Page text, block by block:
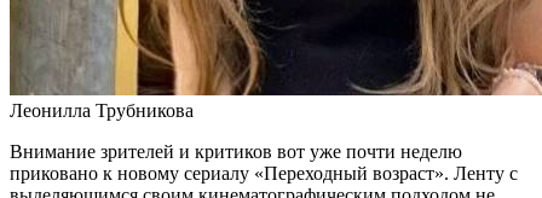
Леонилла Трубникова
Внимание зрителей и критиков вот уже почти неделю
приковано к новому сериалу «Переходный возраст». Ленту с